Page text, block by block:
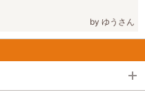
by ゆうさん